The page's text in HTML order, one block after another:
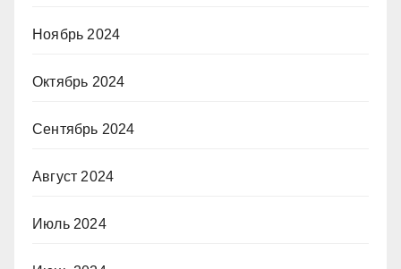
Ноябрь 2024
Октябрь 2024
Сентябрь 2024
Август 2024
Июль 2024